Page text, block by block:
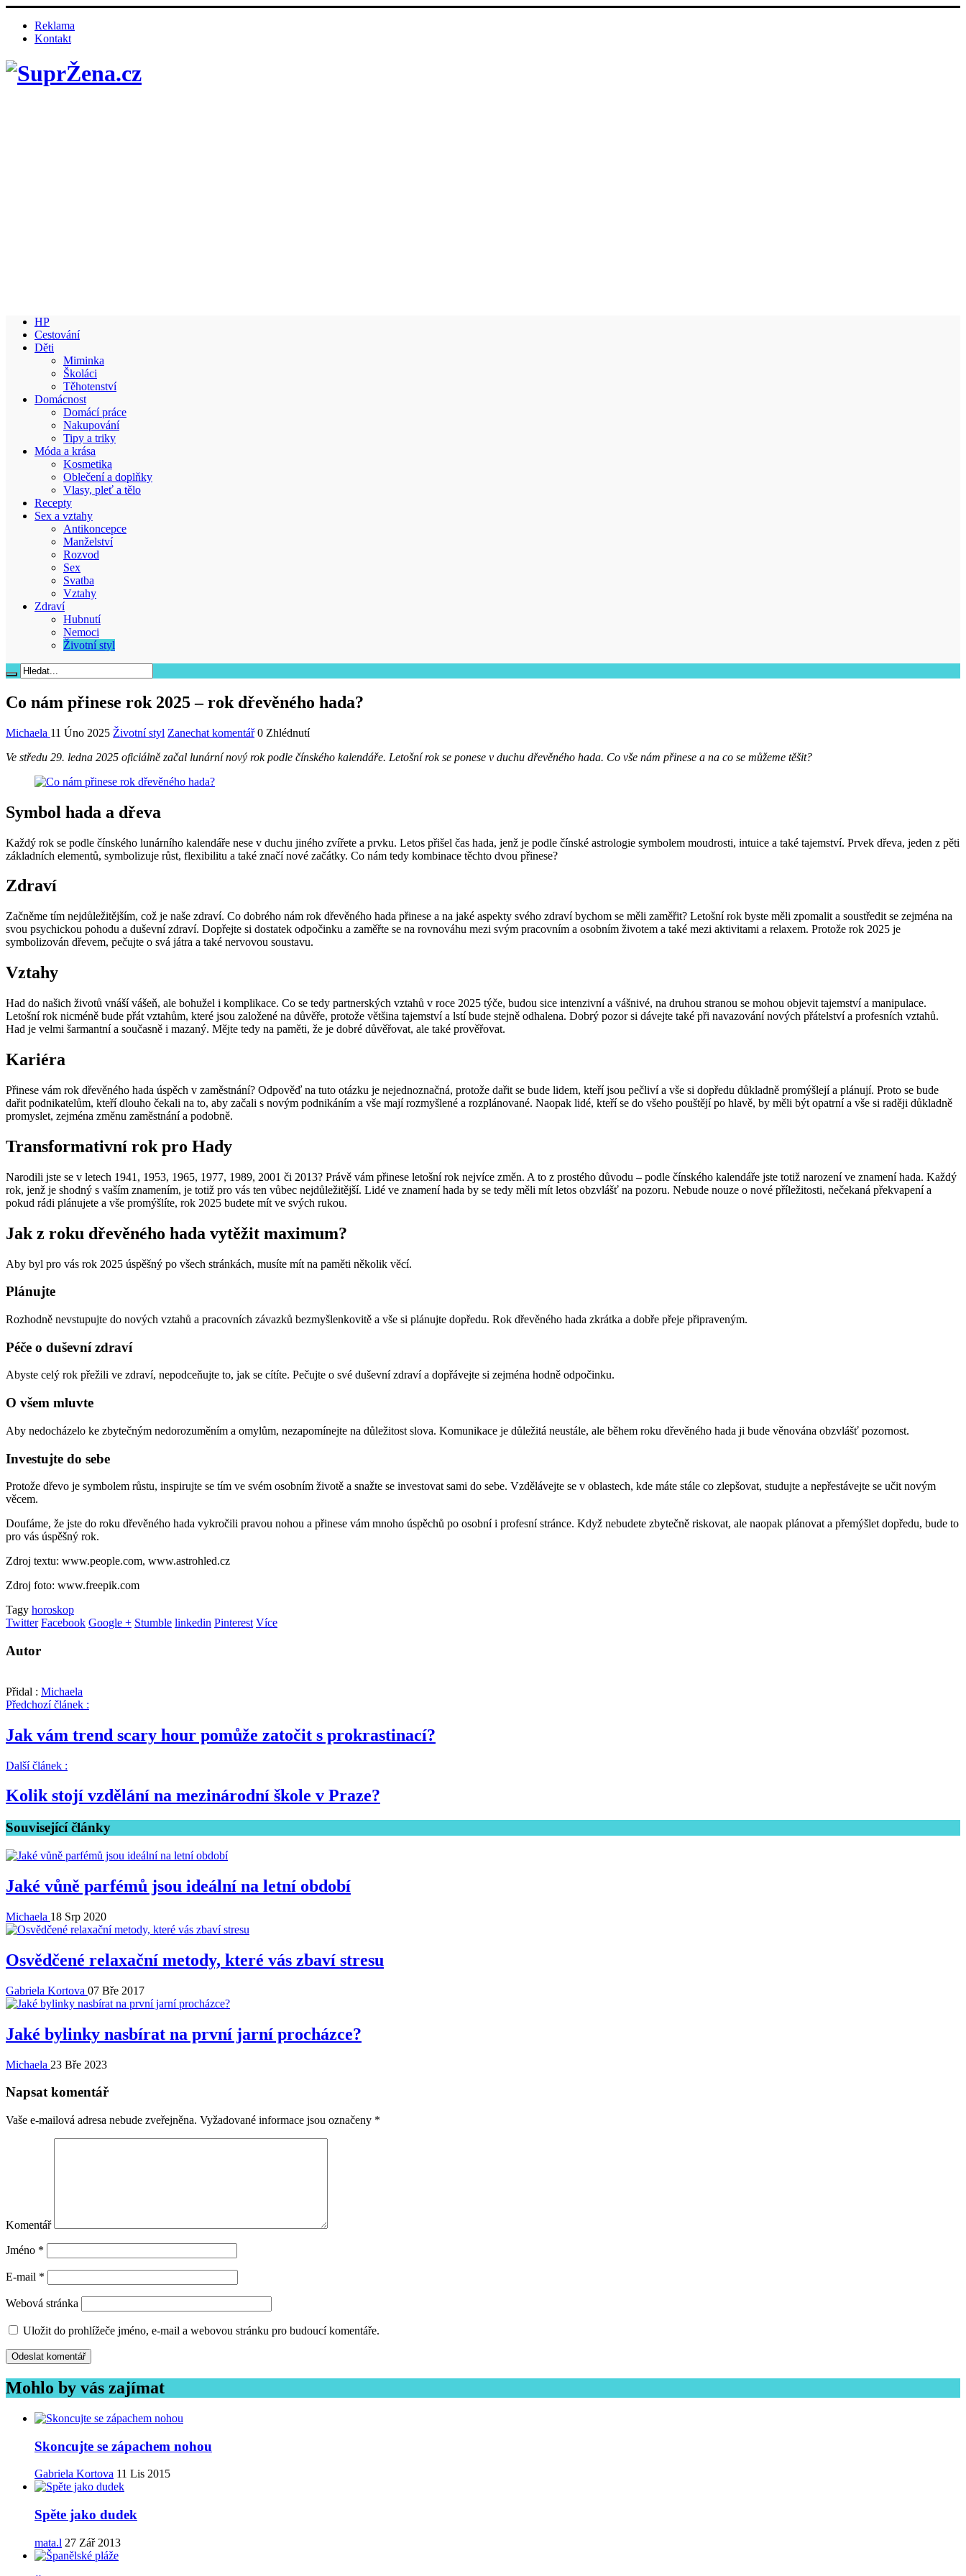
Reklama
Kontakt
HP
Cestování
Děti
Miminka
Školáci
Těhotenství
Domácnost
Domácí práce
Nakupování
Tipy a triky
Móda a krása
Kosmetika
Oblečení a doplňky
Vlasy, pleť a tělo
Recepty
Sex a vztahy
Antikoncepce
Manželství
Rozvod
Sex
Svatba
Vztahy
Zdraví
Hubnutí
Nemoci
Životní styl
Co nám přinese rok 2025 – rok dřevěného hada?
Michaela 11 Úno 2025 Životní styl Zanechat komentář 0 Zhlédnutí
Ve středu 29. ledna 2025 oficiálně začal lunární nový rok podle čínského kalendáře. Letošní rok se ponese v duchu dřevěného hada. Co vše nám přinese a na co se můžeme těšit?
Symbol hada a dřeva
Každý rok se podle čínského lunárního kalendáře nese v duchu jiného zvířete a prvku. Letos přišel čas hada, jenž je podle čínské astrologie symbolem moudrosti, intuice a také tajemství. Prvek dřeva, jeden z pěti
základních elementů, symbolizuje růst, flexibilitu a také značí nové začátky. Co nám tedy kombinace těchto dvou přinese?
Zdraví
Začněme tím nejdůležitějším, což je naše zdraví. Co dobrého nám rok dřevěného hada přinese a na jaké aspekty svého zdraví bychom se měli zaměřit? Letošní rok byste měli zpomalit a soustředit se zejména na
svou psychickou pohodu a duševní zdraví. Dopřejte si dostatek odpočinku a zaměřte se na rovnováhu mezi svým pracovním a osobním životem a také mezi aktivitami a relaxem. Protože rok 2025 je
symbolizován dřevem, pečujte o svá játra a také nervovou soustavu.
Vztahy
Had do našich životů vnáší vášeň, ale bohužel i komplikace. Co se tedy partnerských vztahů v roce 2025 týče, budou sice intenzivní a vášnivé, na druhou stranou se mohou objevit tajemství a manipulace.
Letošní rok nicméně bude přát vztahům, které jsou založené na důvěře, protože většina tajemství a lstí bude stejně odhalena. Dobrý pozor si dávejte také při navazování nových přátelství a profesních vztahů.
Had je velmi šarmantní a současně i mazaný. Mějte tedy na paměti, že je dobré důvěřovat, ale také prověřovat.
Kariéra
Přinese vám rok dřevěného hada úspěch v zaměstnání? Odpověď na tuto otázku je nejednoznačná, protože dařit se bude lidem, kteří jsou pečliví a vše si dopředu důkladně promýšlejí a plánují. Proto se bude
dařit podnikatelům, kteří dlouho čekali na to, aby začali s novým podnikáním a vše mají rozmyšlené a rozplánované. Naopak lidé, kteří se do všeho pouštějí po hlavě, by měli být opatrní a vše si raději důkladně
promyslet, zejména změnu zaměstnání a podobně.
Transformativní rok pro Hady
Narodili jste se v letech 1941, 1953, 1965, 1977, 1989, 2001 či 2013? Právě vám přinese letošní rok nejvíce změn. A to z prostého důvodu – podle čínského kalendáře jste totiž narození ve znamení hada. Každý
rok, jenž je shodný s vaším znamením, je totiž pro vás ten vůbec nejdůležitější. Lidé ve znamení hada by se tedy měli mít letos obzvlášť na pozoru. Nebude nouze o nové příležitosti, nečekaná překvapení a
pokud rádi plánujete a vše promýšlíte, rok 2025 budete mít ve svých rukou.
Jak z roku dřevěného hada vytěžit maximum?
Aby byl pro vás rok 2025 úspěšný po všech stránkách, musíte mít na paměti několik věcí.
Plánujte
Rozhodně nevstupujte do nových vztahů a pracovních závazků bezmyšlenkovitě a vše si plánujte dopředu. Rok dřevěného hada zkrátka a dobře přeje připraveným.
Péče o duševní zdraví
Abyste celý rok přežili ve zdraví, nepodceňujte to, jak se cítíte. Pečujte o své duševní zdraví a dopřávejte si zejména hodně odpočinku.
O všem mluvte
Aby nedocházelo ke zbytečným nedorozuměním a omylům, nezapomínejte na důležitost slova. Komunikace je důležitá neustále, ale během roku dřevěného hada ji bude věnována obzvlášť pozornost.
Investujte do sebe
Protože dřevo je symbolem růstu, inspirujte se tím ve svém osobním životě a snažte se investovat sami do sebe. Vzdělávejte se v oblastech, kde máte stále co zlepšovat, studujte a nepřestávejte se učit novým
věcem.
Doufáme, že jste do roku dřevěného hada vykročili pravou nohou a přinese vám mnoho úspěchů po osobní i profesní stránce. Když nebudete zbytečně riskovat, ale naopak plánovat a přemýšlet dopředu, bude to
pro vás úspěšný rok.
Zdroj textu: www.people.com, www.astrohled.cz
Zdroj foto: www.freepik.com
Tagy horoskop
Twitter Facebook Google + Stumble linkedin Pinterest Více
Autor
Přidal : Michaela
Předchozí článek :
Jak vám trend scary hour pomůže zatočit s prokrastinací?
Další článek :
Kolik stojí vzdělání na mezinárodní škole v Praze?
Související články
Jaké vůně parfémů jsou ideální na letní období
Michaela 18 Srp 2020
Osvědčené relaxační metody, které vás zbaví stresu
Gabriela Kortova 07 Bře 2017
Jaké bylinky nasbírat na první jarní procházce?
Michaela 23 Bře 2023
Napsat komentář
Vaše e-mailová adresa nebude zveřejněna. Vyžadované informace jsou označeny *
Komentář
Jméno *
E-mail *
Webová stránka
Uložit do prohlížeče jméno, e-mail a webovou stránku pro budoucí komentáře.
Mohlo by vás zajímat
Skoncujte se zápachem nohou
Gabriela Kortova 11 Lis 2015
Spěte jako dudek
mata.l 27 Zář 2013